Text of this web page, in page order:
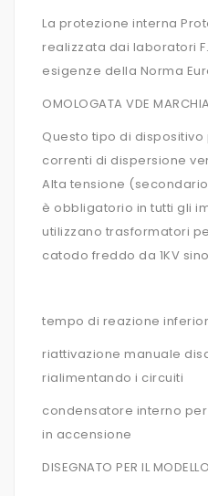
La protezione interna
realizzata dai laboratori
esigenze della Norma
OMOLOGATA VDE
Questo tipo di
correnti di dispersione
Alta tensione
è obbligatorio in tutti gli
utilizzano trasformatori
catodo freddo da 1KV
tempo di reazione
riattivazione manuale
rialimentando i circuiti
condensatore interno
in accensione
DISEGNATO PER IL